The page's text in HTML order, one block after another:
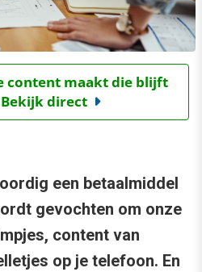
content maakt die blijft
direct
een betaalmiddel
gevochten om onze
content van
op je telefoon. En